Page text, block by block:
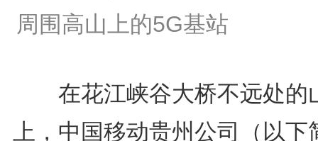
周围高山上的5G基站
在花江峡谷大桥不远处的
上，中国移动贵州公司（以下